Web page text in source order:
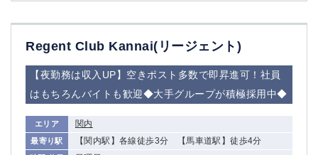
Regent Club Kannai(リージェント)
【夜勤務は収入UP】空きポスト多数で即昇進可！社員
はもちろんバイトも歓迎◆大手グループが積極採用中◆
エリア 関内
最寄り駅 【関内駅】各線徒歩3分 【馬車道駅】徒歩4分